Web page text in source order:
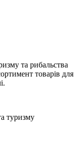
та рибальства
товарів для
туризму